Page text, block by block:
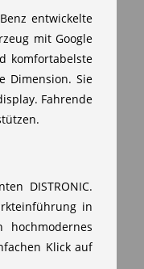
entwickelte
mit Google
komfortabelste
Dimension. Sie
Fahrende
DISTRONIC.
in
Klick auf